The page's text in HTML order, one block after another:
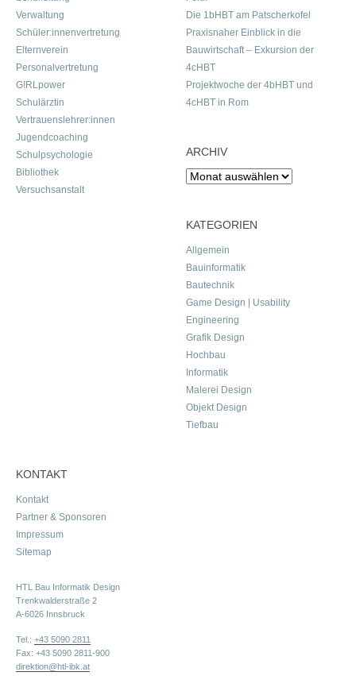
Verwaltung
Schüler:innenvertretung
Elternverein
Personalvertretung
G!RLpower
Schulärztin
Vertrauenslehrer:innen
Jugendcoaching
Schulpsychologie
Bibliothek
Versuchsanstalt
Die 1bHBT am Patscherkofel
Praxisnaher Einblick in die
Bauwirtschaft – Exkursion der
4cHBT
Projektwoche der 4bHBT und
4cHBT in Rom
ARCHIV
Archiv
KATEGORIEN
Allgemein
Bauinformatik
Bautechnik
Game Design | Usability
Engineering
Grafik Design
Hochbau
Informatik
Malerei Design
Objekt Design
Tiefbau
KONTAKT
Kontakt
Partner & Sponsoren
Impressum
Sitemap
HTL Bau Informatik Design
Trenkwalderstraße 2
A-6026 Innsbruck
Tel.: +43 5090 2811
Fax: +43 5090 2811-900
direktion@htl-ibk.at